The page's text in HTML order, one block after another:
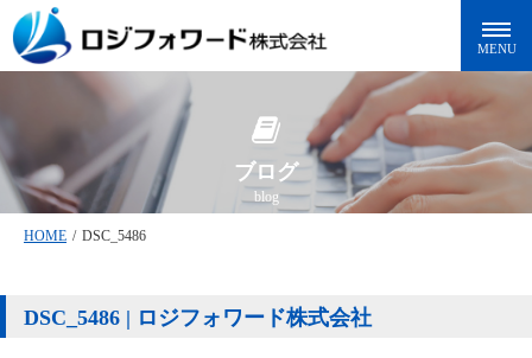
ブログ
blog
HOME / DSC_5486
DSC_5486 | ロジフォワード株式会社